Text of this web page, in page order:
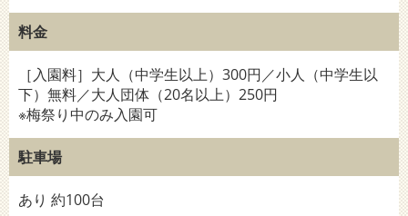
料金
［入園料］大人（中学生以上）300円／小人（中学生以
下）無料／大人団体（20名以上）250円
※梅祭り中のみ入園可
駐車場
あり 約100台